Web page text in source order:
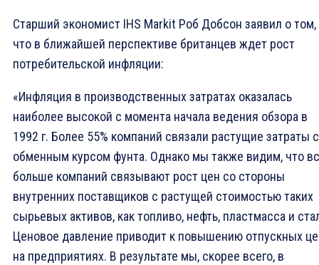
Cтарший экономист IHS Markit Роб Добсон заявил о том,
что в ближайшей перспективе британцев ждет рост
потребительской инфляции:
«Инфляция в производственных затратах оказалась
наиболее высокой с момента начала ведения обзора в
1992 г. Более 55% компаний связали растущие затраты с
обменным курсом фунта. Однако мы также видим, что
больше компаний связывают рост цен со стороны
внутренних поставщиков с растущей стоимостью таких
сырьевых активов, как топливо, нефть, пластмасса и
Ценовое давление приводит к повышению отпускных
на предприятиях. В результате мы, скорее всего, в